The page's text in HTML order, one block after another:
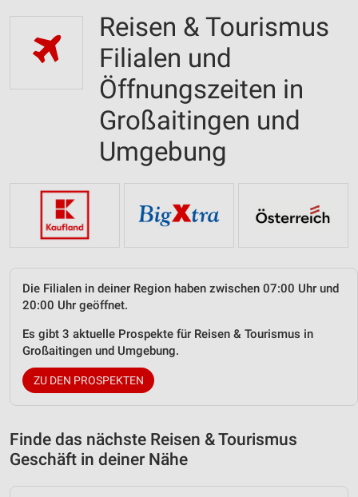
Reisen & Tourismus
Filialen und
Öffnungszeiten in
Großaitingen und
Umgebung
Die Filialen in deiner Region haben zwischen 07:00 Uhr und
20:00 Uhr geöffnet.
Es gibt 3 aktuelle Prospekte für Reisen & Tourismus in
Großaitingen und Umgebung.
ZU DEN PROSPEKTEN
Finde das nächste Reisen & Tourismus
Geschäft in deiner Nähe